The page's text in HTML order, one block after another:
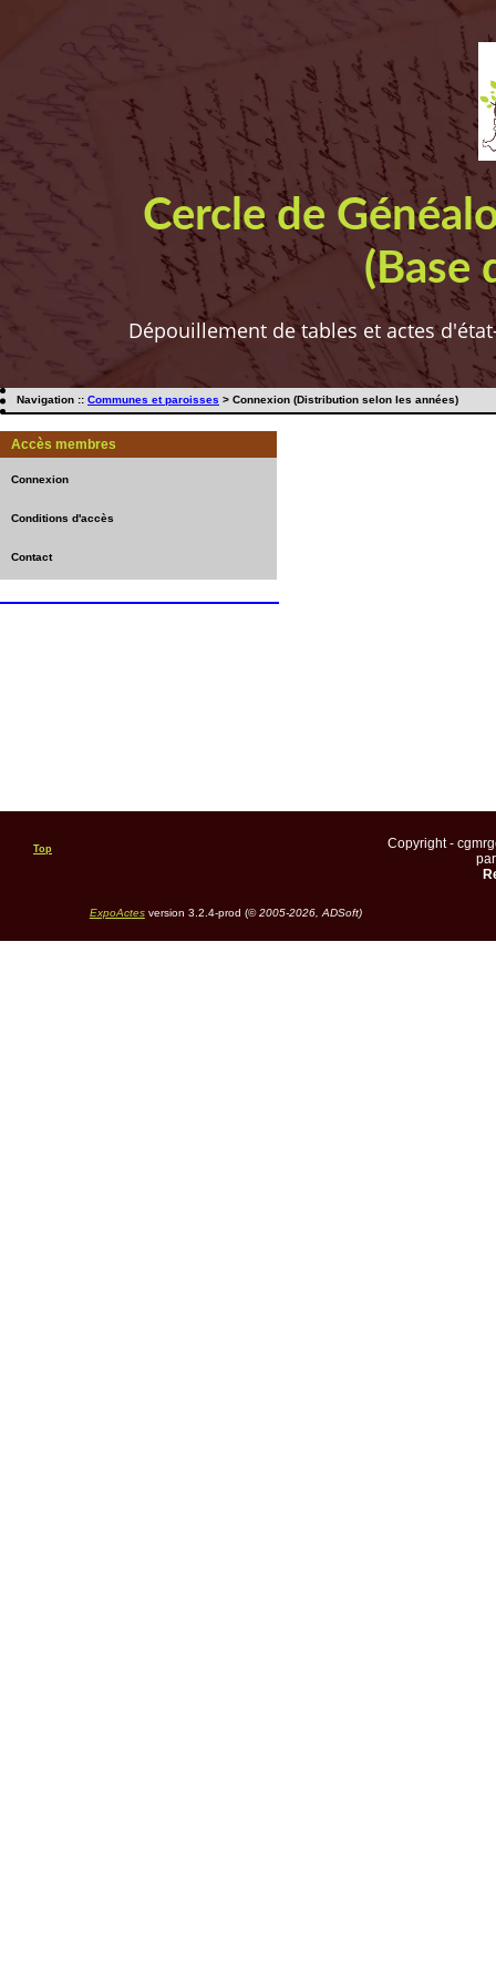
Cercle de
(Base
Dépouillement de tables et actes
Navigation :: Communes et paroisses > Connexion (Distribution selon les années)
Accès membres
Connexion
Conditions d'accès
Contact
Top
Copyright -
ExpoActesversion 3.2.4-prod (©2005-2026, ADSoft)